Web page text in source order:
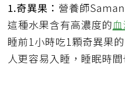
1.奇異果： 營養師
這種水果含有高濃度的
睡前1小時吃1顆奇異果
人更容易入睡，睡眠時間